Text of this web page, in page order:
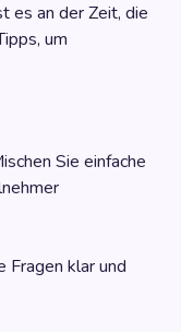
es an der Zeit, die
um
Sie einfache
Fragen klar und